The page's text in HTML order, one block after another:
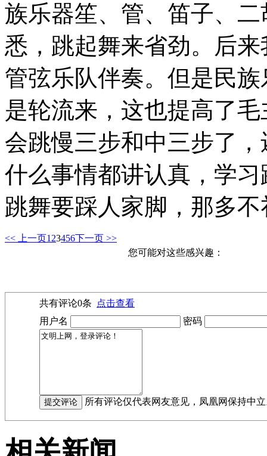
族乐器笙、管、笛子、
悉，跳起舞来省劲。后
管弦乐队伴奏。但是民
是轮流来，这也提高了
会跳慢三步和中三步了
什么事情都讲认真，学
跳舞要踩人家脚，那多不
<< 上一页1 23456下一页 >>
您可能对这些感兴趣：
共有评论0条
点击查看
用户名
密码
所有评论仅代表网友意见，凤凰网保持中